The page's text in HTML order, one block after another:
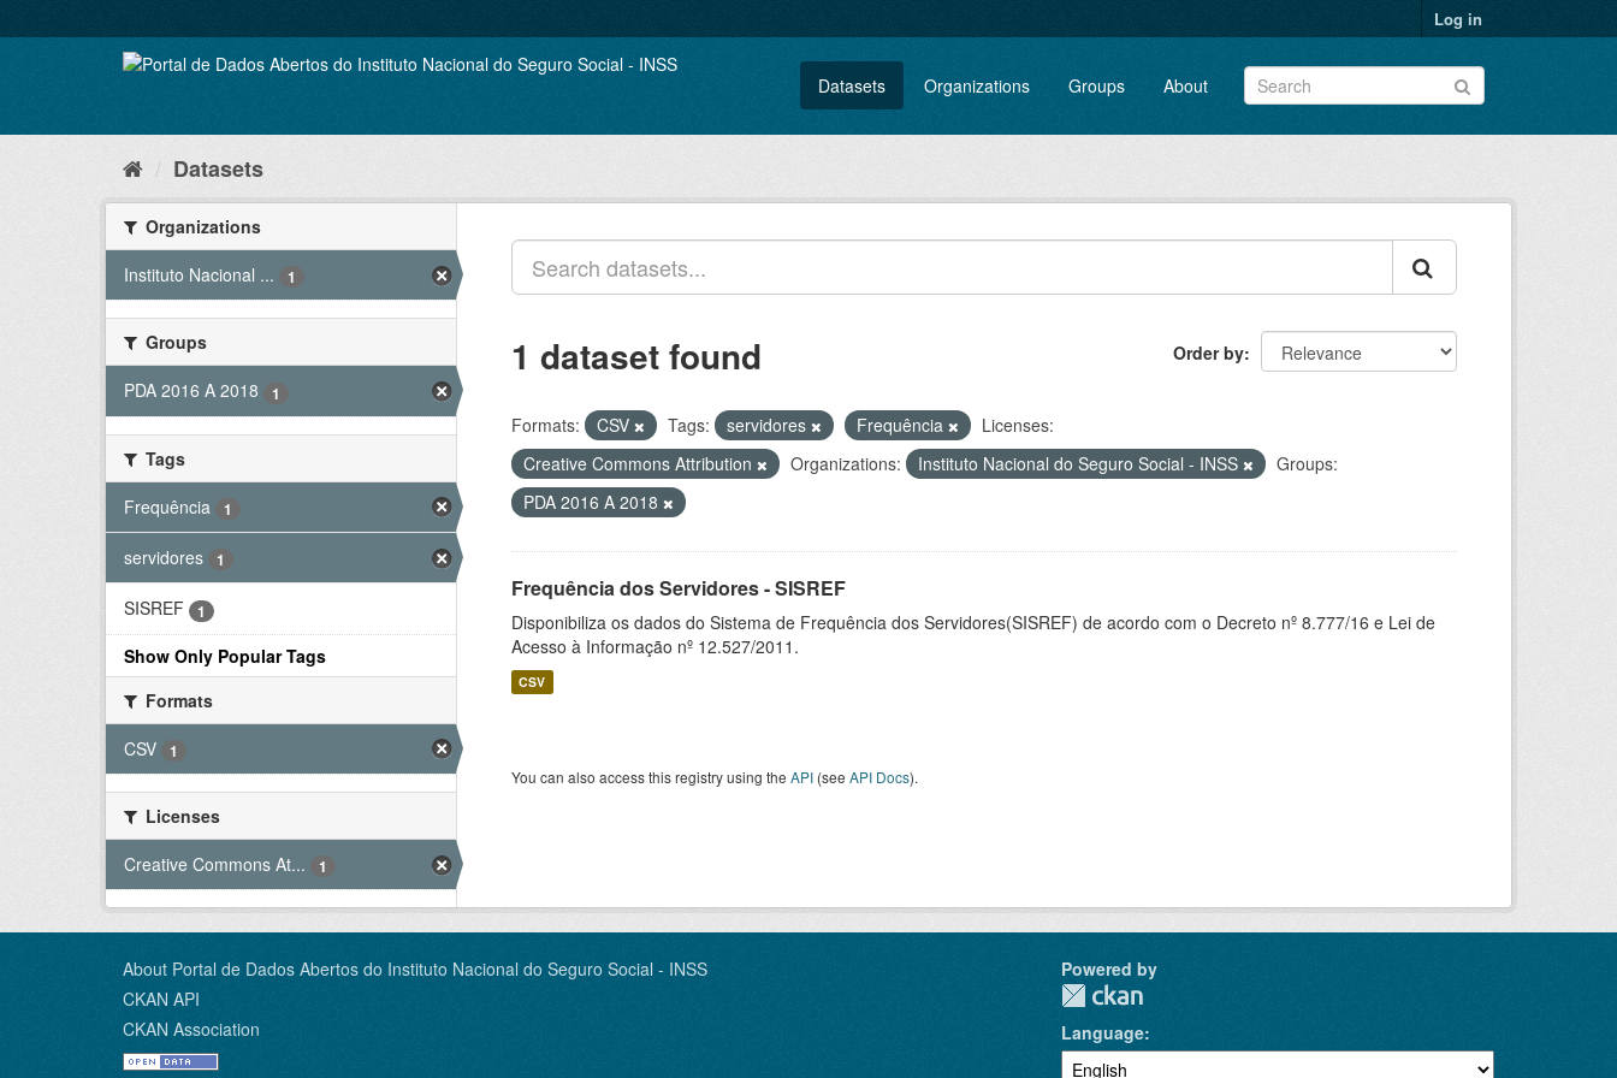
to
Log in
Datasets Organizations Groups About
Datasets
Organizations
Instituto Nacional ...
1
Groups
PDA 2016 A 2018
1
Tags
Frequência
1
servidores 1
SISREF 1
Show Only Popular Tags
Formats
CSV
1
Licenses
Creative Commons At...
1
Order by
1 dataset found
Formats: CSV Tags: servidores Frequência
Licenses:
Creative Commons Attribution
Organizations: Instituto Nacional do Seguro Social - INSS
Groups:
PDA 2016 A 2018
Frequência dos Servidores - SISREF
Disponibiliza os dados do Sistema de Frequência dos Servidores(SISREF) de acordo com o Decreto nº 8.777/16 e Lei de
Acesso à Informação nº 12.527/2011.
CSV
You can also access this registry using the API (see API Docs).
About Portal de Dados Abertos do Instituto Nacional do Seguro Social - INSS
CKAN API
CKAN Association
Powered by
Language